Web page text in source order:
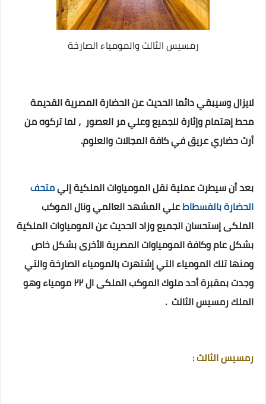
رمسيس الثالث والمومياء الصارخة
لايزال وسيبقي دائما الحديث عن الحضارة المصرية القديمة
محط إهتمام وإثارة للجميع وعلي مر العصور ، لما تركوه من
أرث حضاري عريق في كافة المجالات والعلوم.
بعد أن سيطرت عملية نقل المومياوات الملكية إليمتحف
الحضارةبالفسطاطعلي المشهد العالمي ونال الموكب
الملكى إستحسان الجميع وزاد الحديث عن المومياوات الملكية
بشكل عام وكافة المومياوات المصرية الأخرى بشكل خاص
ومنها تلك المومياء التي إشتهرت بالمومياء الصارخة والتي
وجدت بمقبرة أحد ملوك الموكب الملكى ال ٢٢ مومياء وهو
الملك رمسيس الثالث .
رمسيس الثالث :